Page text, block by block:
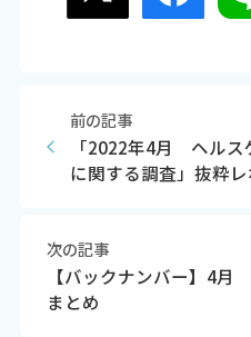
前の記事
「2022年4月 ヘルス
に関する調査」抜粋
次の記事
【バックナンバー】4
まとめ